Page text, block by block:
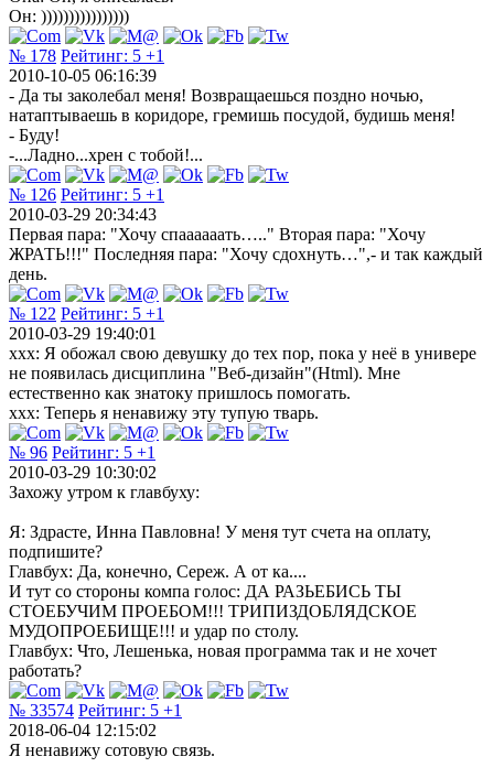
Он: ))))))))))))))))
№ 178 Рейтинг: 5 +1
2010-10-05 06:16:39
- Да ты заколебал меня! Возвращаешься поздно ночью,
натаптываешь в коридоре, гремишь посудой, будишь меня!
- Буду!
-...Ладно...хрен с тобой!...
№ 126 Рейтинг: 5 +1
2010-03-29 20:34:43
Первая пара: "Хочу спаааааать….." Вторая пара: "Хочу
ЖРАТЬ!!!" Последняя пара: "Хочу сдохнуть…",- и так каждый
день.
№ 122 Рейтинг: 5 +1
2010-03-29 19:40:01
xxx: Я обожал свою девушку до тех пор, пока у неё в универе
не появилась дисциплина "Веб-дизайн"(Html). Мне
естественно как знатоку пришлось помогать.
xxx: Теперь я ненавижу эту тупую тварь.
№ 96 Рейтинг: 5 +1
2010-03-29 10:30:02
Захожу утром к главбуху:
Я: Здрасте, Инна Павловна! У меня тут счета на оплату,
подпишите?
Главбух: Да, конечно, Сереж. А от ка....
И тут со стороны компа голос: ДА РАЗЬЕБИСЬ ТЫ
СТОЕБУЧИМ ПРОЕБОМ!!! ТРИПИЗДОБЛЯДСКОЕ
МУДОПРОЕБИЩЕ!!! и удар по столу.
Главбух: Что, Лешенька, новая программа так и не хочет
работать?
№ 33574 Рейтинг: 5 +1
2018-06-04 12:15:02
Я ненавижу сотовую связь.